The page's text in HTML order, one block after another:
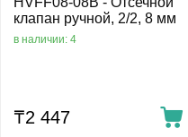
клапан ручной, 2/2, 8 мм
в наличии: 4
₸2 447